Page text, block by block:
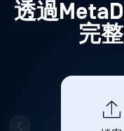
透過
完